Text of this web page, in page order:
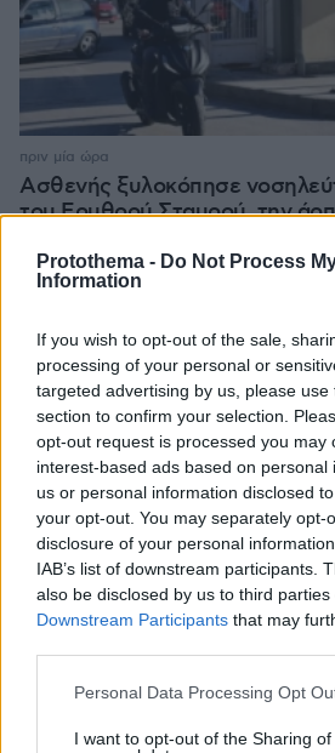
Protothema - Do Not Process
Information
If you wish to opt-out of the sale,
processing of your personal or
targeted advertising by us, please
section to confirm your selection.
opt-out request is processed you may
interest-based ads based on personal
us or personal information disclosed
your opt-out. You may separately opt-
disclosure of your personal
IAB’s list of downstream participants.
also be disclosed by us to third parties
Downstream Participants that may
Please note that this website/app
not limited to your visit or usage
Personal Data Processing Opt
I want to opt-out of the Sharing of
Ασθενής ξυλοκόπησε
του Ερυθρού Σταυρού, την
ΠΟΕΔΗΝ
πριν μία ώρα